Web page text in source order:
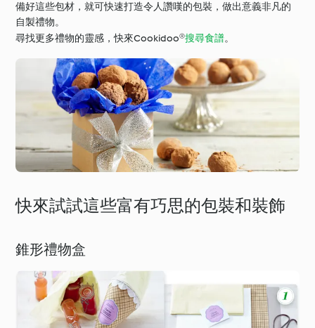
備好這些包材，就可快速打造令人讚嘆的包裝，做出意義非凡的
自製禮物。
尋找更多禮物的靈感，快來Cookidoo®搜尋食譜。
快來試試這些富有巧思的包裝和裝飾
錐形禮物盒